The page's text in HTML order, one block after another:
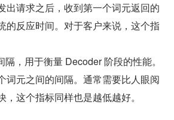
出请求之后，收到第一个词元返回的
的反应时间。对于客户来说，这个指
，用于衡量 Decoder 阶段的性能。
词元之间的间隔。通常需要比人眼阅
，这个指标同样也是越低越好。